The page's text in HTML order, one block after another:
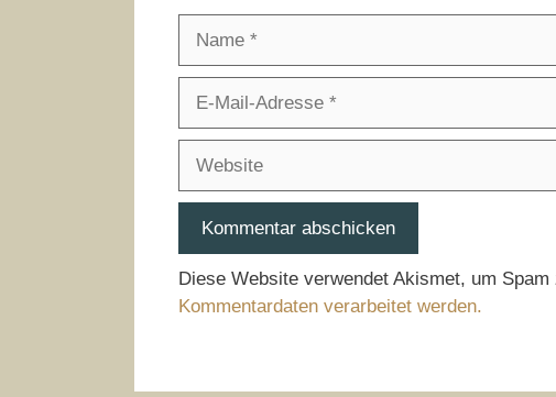
Adresse
Diese Website verwendet Akismet, um Spam
Kommentardaten verarbeitet werden.